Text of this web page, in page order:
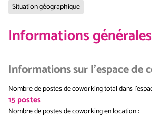
Situation géographique
Informations générales
Informations sur l'espace de
Nombre de postes de coworking total dans
15postes
Nombre de postes de coworking en location: